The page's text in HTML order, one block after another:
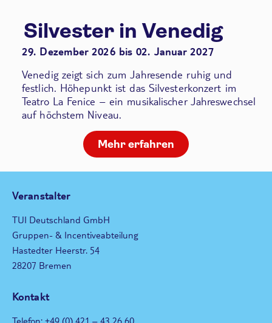
Silvester in Venedig
29. Dezember 2026 bis 02. Januar 2027
Venedig zeigt sich zum Jahresende ruhig und
festlich. Höhepunkt ist das Silvesterkonzert im
Teatro La Fenice – ein musikalischer Jahreswechsel
auf höchstem Niveau.
Mehr erfahren
Veranstalter
TUI Deutschland GmbH
Gruppen- & Incentiveabteilung
Hastedter Heerstr. 54
28207 Bremen
Kontakt
Telefon: +49 (0) 421 – 43 26 60